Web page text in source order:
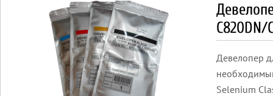
C820DN/
Девелопер
Selenium